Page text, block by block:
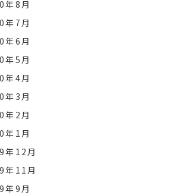
年8月
年7月
年6月
年5月
年4月
年3月
年2月
年1月
年12月
年11月
年9月